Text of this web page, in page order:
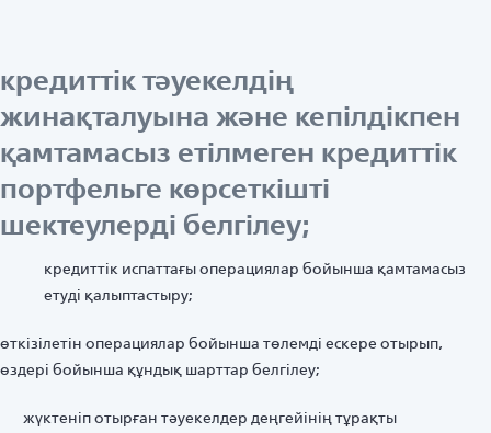
кредиттік тәуекелдің
жинақталуына және кепілдікпен
қамтамасыз етілмеген кредиттік
портфельге көрсеткішті
шектеулерді белгілеу;
кредиттік испаттағы операциялар бойынша қамтамасыз
етуді қалыптастыру;
өткізілетін операциялар бойынша төлемді ескере отырып,
өздері бойынша құндық шарттар белгілеу;
жүктеніп отырған тәуекелдер деңгейінің тұрақты